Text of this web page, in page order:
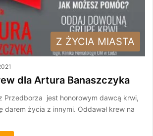
Z ŻYCIA MIASTA
dla Artura Banaszczyka
Przedborza jest honorowym dawcą krwi,
darem życia z innymi. Oddawał krew na